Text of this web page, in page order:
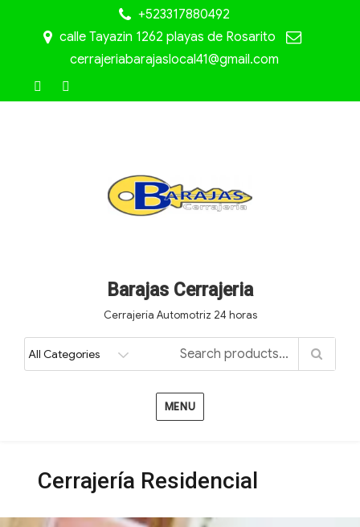
+523317880492
calle Tayazin 1262 playas de Rosarito
cerrajeriabarajaslocal41@gmail.com
Barajas Cerrajeria
Cerrajería Automotriz 24 horas
MENU
Cerrajería Residencial